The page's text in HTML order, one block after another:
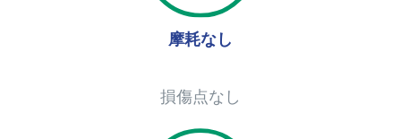
摩耗なし
損傷点なし